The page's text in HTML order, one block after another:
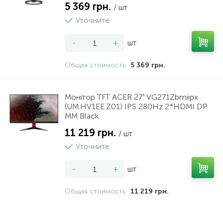
5 369 грн. / шт
Уточните
- + шт
Общая стоимость 5 369 грн.
Монiтор TFT ACER 27" VG271Zbmiipx
(UM.HV1EE.Z01) IPS 280Hz 2*HDMI DP
MM Black
11 219 грн. / шт
Уточните
- + шт
Общая стоимость 11 219 грн.